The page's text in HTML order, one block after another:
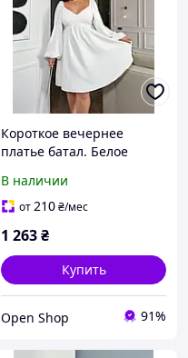
Короткое вечернее
платье батал. Белое
большой размер,
классический крой
В наличии
от210₴/мес
1 263₴
Купить
Open Shop 91%